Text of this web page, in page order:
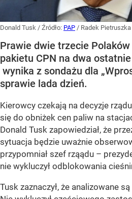
Donald Tusk / Źródło: PAP / Radek Pietruszka
Prawie dwie trzecie
pakietu CPN na dwa
wynika z sondażu dla
sprawie lada dzień.
Kierowcy czekają na decyzje
się do obniżek cen paliw na
Donald Tusk zapowiedział, że
sytuacja będzie uważnie
przypomniał szef rząądu –
nie wykluczył odblokowania
Tusk zaznaczył, że analizowane